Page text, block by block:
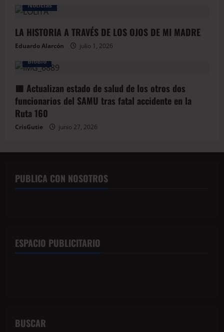
Noticias
LA HISTORIA A TRAVÉS DE LOS OJOS DE MI MADRE
Eduardo Alarcón
julio 1, 2026
BioBio
🟥 Actualizan estado de salud de los otros dos
funcionarios del SAMU tras fatal accidente en la
Ruta 160
CrisGutie junio 27, 2026
PUBLICA CON NOSOTROS
ESPACIO PUBLICITARIO
BUSCAR